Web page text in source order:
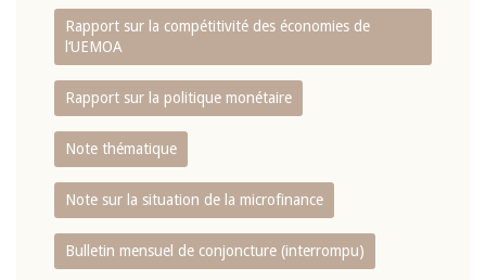
Rapport sur la compétitivité des économies de
l‘UEMOA
Rapport sur la politique monétaire
Note thématique
Note sur la situation de la microfinance
Bulletin mensuel de conjoncture (interrompu)